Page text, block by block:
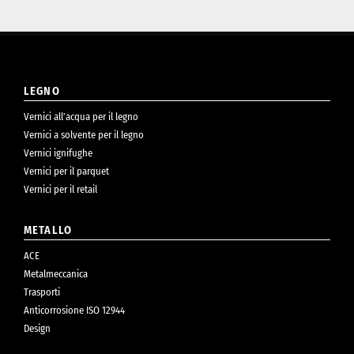
LEGNO
Vernici all’acqua per il legno
Vernici a solvente per il legno
Vernici ignifughe
Vernici per il parquet
Vernici per il retail
METALLO
ACE
Metalmeccanica
Trasporti
Anticorrosione ISO 12944
Design